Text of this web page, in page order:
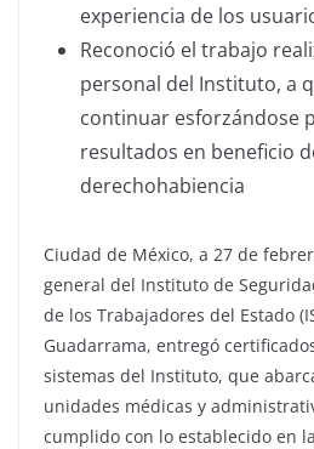
experiencia de los
Reconoció el trabajo
personal del Instituto, a
continuar esforzándose
resultados en beneficio
derechohabiencia
Ciudad de México, a 27 de
general del Instituto de
de los Trabajadores del Estado
Guadarrama, entregó
sistemas del Instituto, que
unidades médicas y
cumplido con lo establecido en